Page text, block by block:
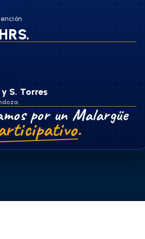
S. Torres
por un Malargüe